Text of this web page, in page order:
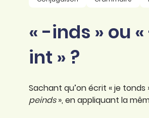
Organismes de
formation
Évaluer le niveau de ses
salariés
Animer une classe
Aider ses enfants
Explorer la langue
d’orthographe
Syntaxe
Toutes nos fiches
« -inds » ou
int » ?
Sachant qu’on écrit « je
peinds», en appliquant la